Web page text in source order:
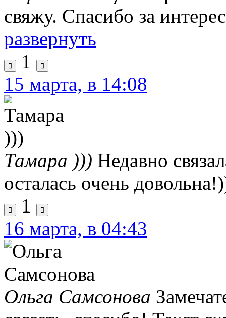
свяжу. Спасибо за
развернуть
1
15 марта, в 14:08
Тамара ))) Недавно
осталась очень
1
16 марта, в 04:43
Ольга Самсонова